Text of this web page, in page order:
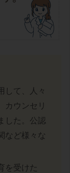
して、人々
カウンセリ
した。公認
など様々な
を受けた